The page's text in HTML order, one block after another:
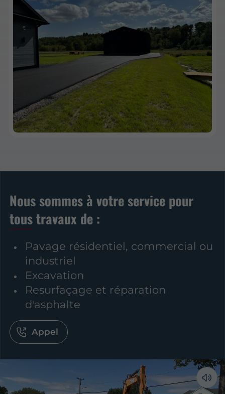
Nous sommes à votre service pour
tous travaux de :
Pavage résidentiel, commercial ou
industriel
Excavation
Resurfaçage et réparation
d'asphalte
Appel